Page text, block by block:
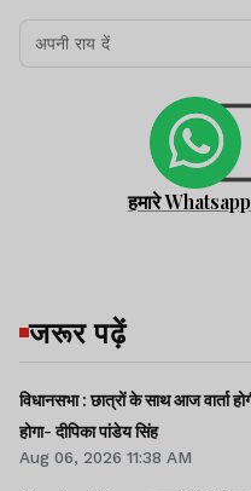
हमारे
जरूर पढ़ें
विधानसभा : छात्रों के साथ आज वार्ता
होगा- दीपिका पांडेय सिंह
Aug 06, 2026 11:38 AM